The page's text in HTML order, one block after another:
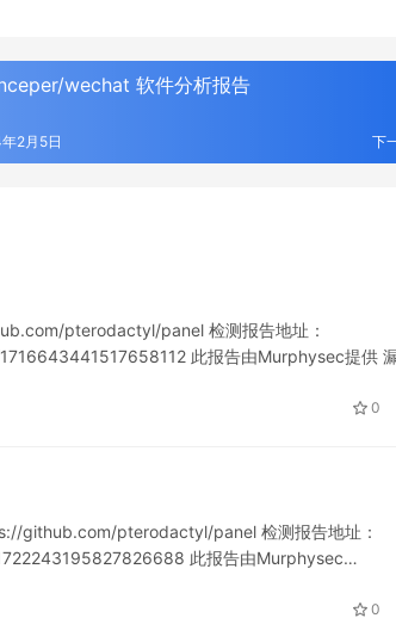
wechat 软件分析报告
下
2月5日
pterodactyl/panel 检测报告地址：
此报告由Murphysec提供
0
github.com/pterodactyl/panel 检测报告地址：
此报告由Murphysec…
0